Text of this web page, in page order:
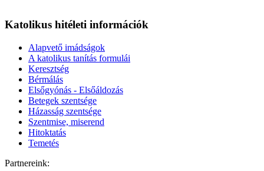
Katolikus hitéleti információk
Alapvető imádságok
A katolikus tanítás formulái
Keresztség
Bérmálás
Elsőgyónás - Elsőáldozás
Betegek szentsége
Házasság szentsége
Szentmise, miserend
Hitoktatás
Temetés
Partnereink: